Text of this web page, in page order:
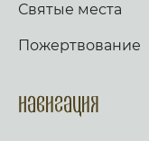
Святые места
Пожертвование
Навигация